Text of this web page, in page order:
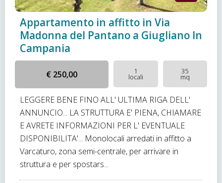
Appartamento in affitto in Via
Madonna del Pantano a Giugliano In
Campania
€ 250,00 1
locali
35
mq
LEGGERE BENE FINO ALL' ULTIMA RIGA DELL'
ANNUNCIO... LA STRUTTURA E' PIENA, CHIAMARE
E AVRETE INFORMAZIONI PER L' EVENTUALE
DISPONIBILITA'... Monolocali arredati in affitto a
Varcaturo, zona semi-centrale, per arrivare in
struttura e per spostars...